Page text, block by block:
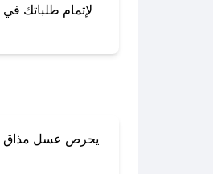
لإتمام طلباتك